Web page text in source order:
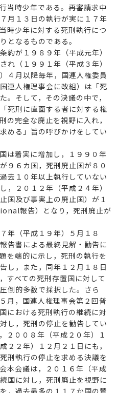
当時少年である。再審請求中
月１３日の執行が実に１７年
時少年に対する死刑執行につ
となるものである。
が１９８９年（平成元年）
れ（１９９１年（平成３年）
４月以降毎年，国連人権委員
連人権理事会に改組）は「死
。そして，その決議の中で，
死刑に直面する者に対する権
の完全な廃止を視野に入れ，
める」旨の呼びかけをしてい
は着実に増加し，１９９０年
９６カ国，死刑廃止国が８０
去１０年以上執行していない
，２０１２年（平成２４年）
国及び事実上の廃止国）が１
報告）となり，死刑廃止が
年（平成１９年）５月１８
告書による最終見解・勧告に
を端的に示し，死刑の執行を
し，また，同年１２月１８日
すべての死刑存置国に対して
倒的多数で採択した。さら
月，国連人権理事会第２回普
における死刑執行の継続に対
し，死刑の停止を勧告してい
２００８年（平成２０年）１
２２年）１２月２１日にも，
刑執行の停止を求める決議を
本会議は，２０１６年（平成
国に対し，死刑廃止を視野に
，過去最多の１１７か国の賛